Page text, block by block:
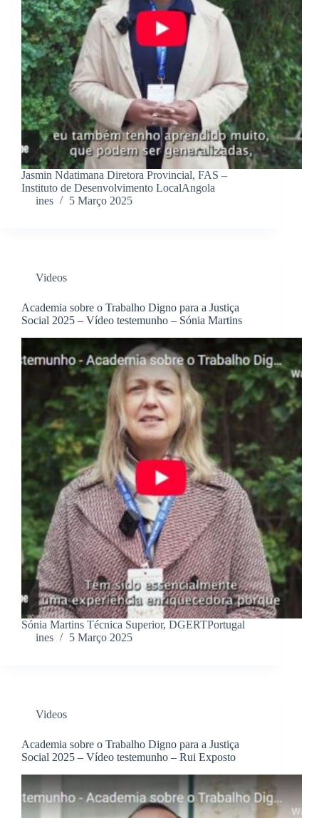
Jasmin Ndatimana Diretora Provincial, FAS –
Instituto de Desenvolvimento LocalAngola
ines
5 Março 2025
Videos
Academia sobre o Trabalho Digno para a Justiça
Social 2025 – Vídeo testemunho – Sónia Martins
Sónia Martins Técnica Superior, DGERTPortugal
ines
5 Março 2025
Videos
Academia sobre o Trabalho Digno para a Justiça
Social 2025 – Vídeo testemunho – Rui Exposto